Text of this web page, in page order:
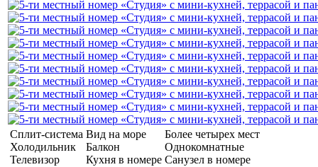
Сплит-система
Холодильник
Телевизор
Вид на море
Балкон
Кухня в номере
Более четырех мест
Однокомнатные
Санузел в номере